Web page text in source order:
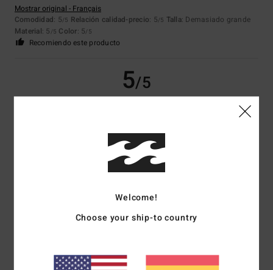
Mostrar original - Français
Comodidad: 5/5 Relación calidad-precio: 5/5 Talla: Demasiado grande
Material: 5 /5 Color: 5/5
Recomiendo este producto
5/5
Relación calidad-precio: 5/5
Recomiendo este productoWelcome!
Choose your ship-to country